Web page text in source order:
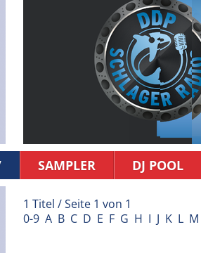
SAMPLER DJ POOL
1 Titel / Seite 1 von 1
0-9 A B C D E F G H I J K L M